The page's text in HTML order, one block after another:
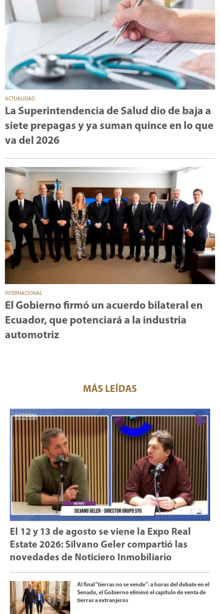
ACTUALIDAD
La Superintendencia de Salud dio de baja a
siete prepagas y ya suman quince en lo que
va del 2026
INTERNACIONAL
El Gobierno firmó un acuerdo bilateral en
Ecuador, que potenciará a la industria
automotriz
MÁS LEÍDAS
El 12 y 13 de agosto se viene la Expo Real
Estate 2026: Silvano Geler compartió las
novedades de Noticiero Inmobiliario
Al final “tierras no se vende”: a horas del debate en el
Senado, el Gobierno eliminó el capítulo de venta de
tierras a extranjeros